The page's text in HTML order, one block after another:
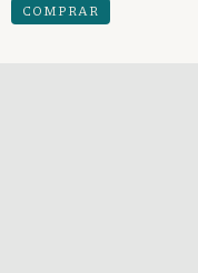
COMPRAR